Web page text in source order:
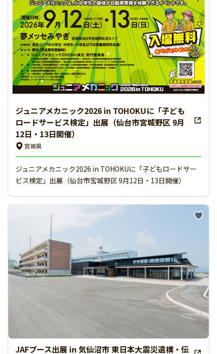
ジュニアメカニック2026 in TOHOKUに「子ども
ロードサービス検定」出展（仙台市宮城野区 9月
12日・13日開催）
宮城県
ジュニアメカニック2026 in TOHOKUに「子どもロードサー
ビス検定」出展（仙台市宮城野区 9月12日・13日開催）
JAFブース出展 in 気仙沼市 東日本大震災遺構・伝